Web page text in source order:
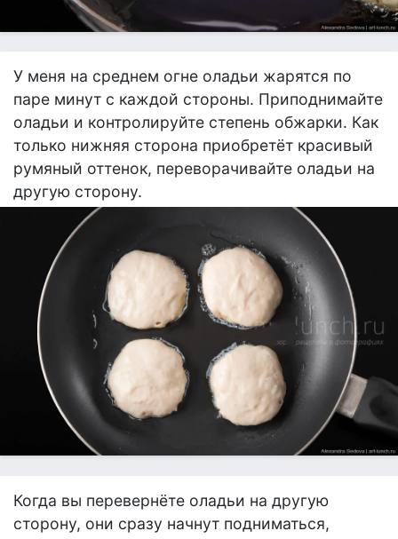
У меня на среднем огне оладьи жарятся по
паре минут с каждой стороны. Приподнимайте
оладьи и контролируйте степень обжарки. Как
только нижняя сторона приобретёт красивый
румяный оттенок, переворачивайте оладьи на
другую сторону.
Когда вы перевернёте оладьи на другую
сторону, они сразу начнут подниматься,